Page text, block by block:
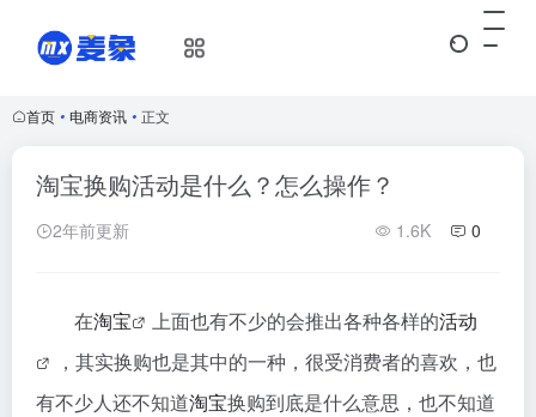
首页 • 电商资讯 • 正文
淘宝换购活动是什么？怎么操作？
2年前更新 1.6K 0
在淘宝 上面也有不少的会推出各种各样的活动
，其实换购也是其中的一种，很受消费者的喜欢，也
有不少人还不知道淘宝换购到底是什么意思，也不知道